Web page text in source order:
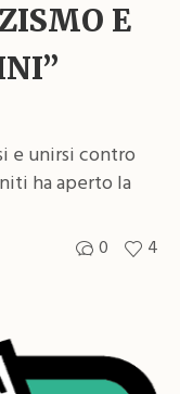
E
e unirsi contro
ha aperto la
0 4